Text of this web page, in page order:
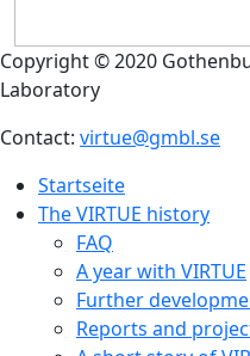
Copyright © 2020
Laboratory
Contact: virtue@gmbl.se
Startseite
The VIRTUE history
FAQ
A year with VIRTUE
Further
Reports and